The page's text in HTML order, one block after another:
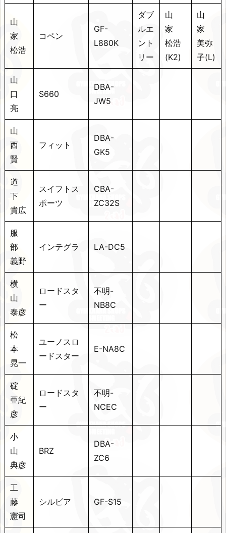
山
家
松浩
コペン
GF-
L880K
ダブ
ルエ
ント
リー
山
家
松浩
(K2)
山
家
美弥
子(L)
山
口
亮
S660
DBA-
JW5
山
西
賢
フィット
DBA-
GK5
道
下
貴広
スイフトス
ポーツ
CBA-
ZC32S
服
部
義野
インテグラ LA-DC5
横
山
泰彦
ロードスタ
ー
不明-
NB8C
松
本
晃一
ユーノスロ
ードスター
E-NA8C
碇
亜紀
彦
ロードスタ
ー
不明-
NCEC
小
山
典彦
BRZ
DBA-
ZC6
工
藤
憲司
シルビア GF-S15